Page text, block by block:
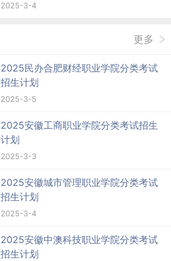
2025-3-4
更多
2025民办合肥财经职业学院分类考试
招生计划
2025-3-5
2025安徽工商职业学院分类考试招生
计划
2025-3-3
2025安徽城市管理职业学院分类考试
招生计划
2025-3-4
2025安徽中澳科技职业学院分类考试
招生计划